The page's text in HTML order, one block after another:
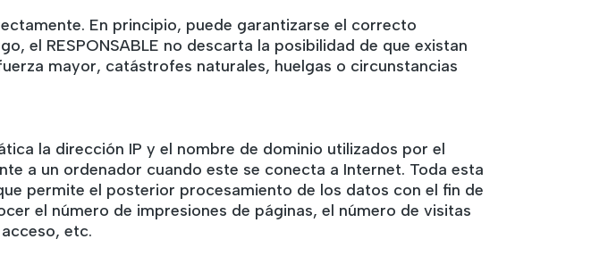
En principio, puede garantizarse el correcto
el RESPONSABLE no descarta la posibilidad de que existan
mayor, catástrofes naturales, huelgas o circunstancias
la dirección IP y el nombre de dominio utilizados por el
a un ordenador cuando este se conecta a Internet. Toda esta
permite el posterior procesamiento de los datos con el fin de
el número de impresiones de páginas, el número de visitas
etc.